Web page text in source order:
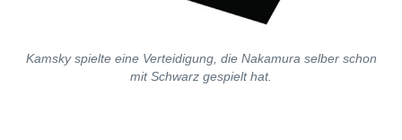
Kamsky spielte eine Verteidigung, die Nakamura selber schon
mit Schwarz gespielt hat.